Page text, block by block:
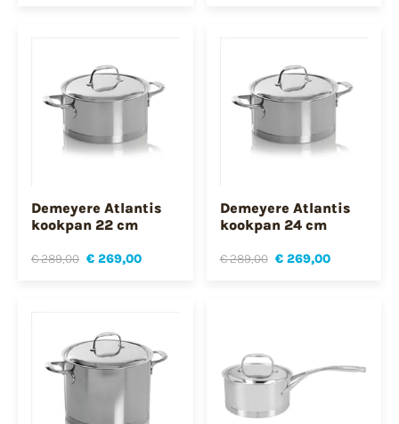
Demeyere Atlantis
kookpan 22 cm
€ 289,00 € 269,00
Demeyere Atlantis
kookpan 24 cm
€ 289,00 € 269,00